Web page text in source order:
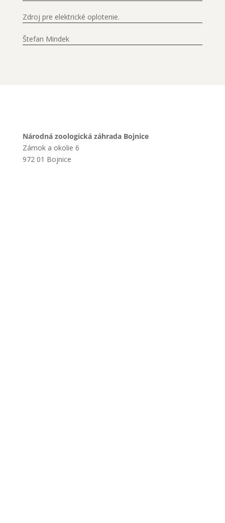
Zdroj pre elektrické oplotenie.
Štefan Mindek
Národná zoologická záhrada Bojnice
Zámok a okolie 6
972 01 Bojnice